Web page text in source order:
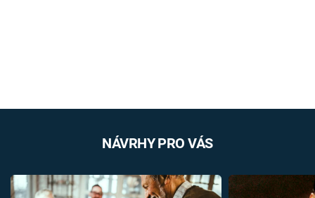
NÁVRHY PRO VÁS